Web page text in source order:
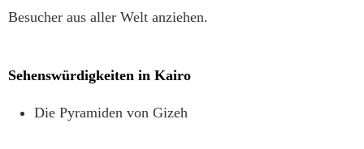
Besucher aus aller Welt anziehen.
Sehenswürdigkeiten in Kairo
Die Pyramiden von Gizeh